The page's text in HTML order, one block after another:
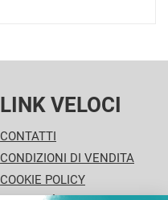
LINK VELOCI
CONTATTI
CONDIZIONI DI VENDITA
COOKIE POLICY